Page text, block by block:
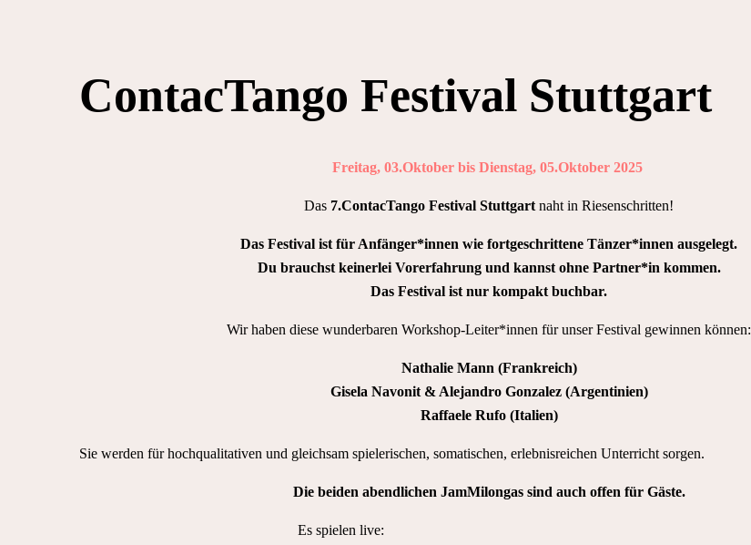
ContacTango Festival Stuttgart
Freitag, 03.Oktober bis Dienstag, 05.Oktober 2025
Das 7.ContacTango Festival Stuttgart naht in Riesenschritten!
Das Festival ist für Anfänger*innen wie fortgeschrittene Tänzer*innen ausgelegt.
Du brauchst keinerlei Vorerfahrung und kannst ohne Partner*in kommen.
Das Festival ist nur kompakt buchbar.
Wir haben diese wunderbaren Workshop-Leiter*innen für unser Festival gewinnen können:
Nathalie Mann (Frankreich)
Gisela Navonit & Alejandro Gonzalez (Argentinien)
Raffaele Rufo (Italien)
Sie werden für hochqualitativen und gleichsam spielerischen, somatischen, erlebnisreichen Unterricht sorgen.
Die beiden abendlichen JamMilongas sind auch offen für Gäste.
Es spielen live: